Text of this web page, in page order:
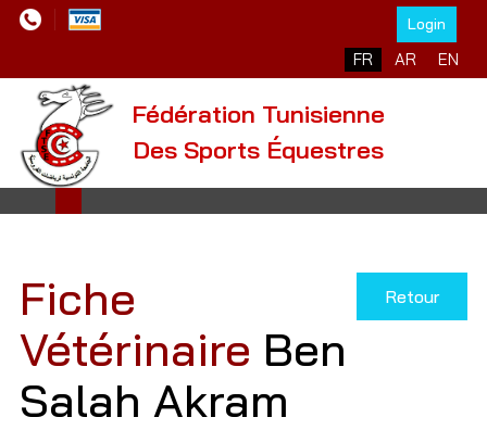
Login
Sélectionnez votre
FR AR EN
Fédération Tunisienne
Des Sports Équestres
Retour
Fiche
Vétérinaire Ben
Salah Akram